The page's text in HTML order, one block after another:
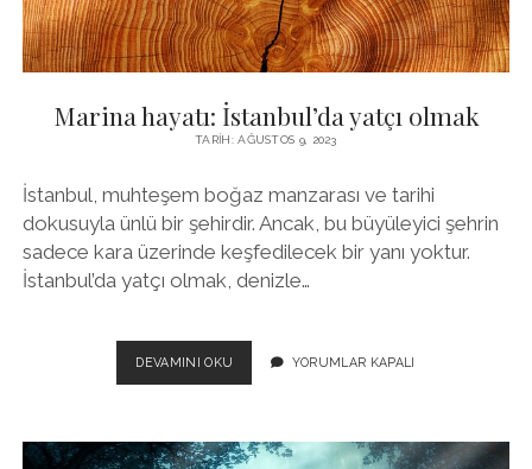
Marina hayatı: İstanbul’da yatçı olmak
TARIH: AĞUSTOS 9, 2023
İstanbul, muhteşem boğaz manzarası ve tarihi
dokusuyla ünlü bir şehirdir. Ancak, bu büyüleyici şehrin
sadece kara üzerinde keşfedilecek bir yanı yoktur.
İstanbul’da yatçı olmak, denizle…
DEVAMINI OKU MARINA
HAYATI:
OLMAK
YORUMLAR KAPALI